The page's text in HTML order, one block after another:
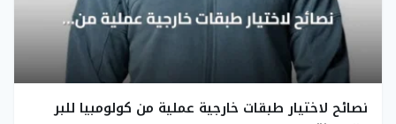
نصائح لاختيار طبقات خارجية عملية من كولومبيا للبر